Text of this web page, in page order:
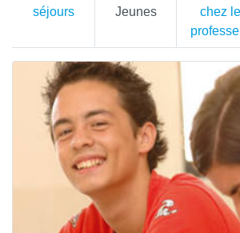
séjours
Jeunes
chez le